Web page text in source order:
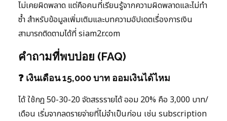
ไม่เคยผิดพลาด แต่คือคนที่เรียนรู้จากความผิดพลาดและไม่ทำ
ซ้ำ สำหรับข้อมูลเพิ่มเติมและบทความอัปเดตเรื่องการเงิน
สามารถติดตามได้ที่ siam2r.com
คำถามที่พบบ่อย (FAQ)
❓ เงินเดือน 15,000 บาท ออมเงินได้ไหม
ได้ ใช้กฎ 50-30-20 จัดสรรรายได้ ออม 20% คือ 3,000 บาท/
เดือน เริ่มจากลดรายจ่ายที่ไม่จำเป็นก่อน เช่น subscription